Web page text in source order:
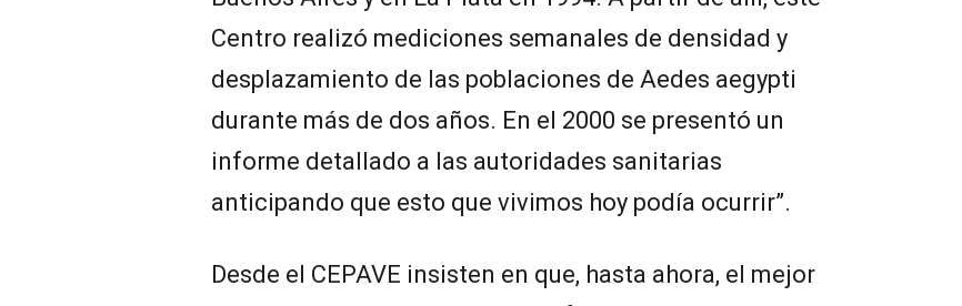
Centro realizó mediciones semanales de densidad y
desplazamiento de las poblaciones de Aedes aegypti
durante más de dos años. En el 2000 se presentó un
informe detallado a las autoridades sanitarias
anticipando que esto que vivimos hoy podía ocurrir”.
Desde el CEPAVE insisten en que, hasta ahora, el mejor